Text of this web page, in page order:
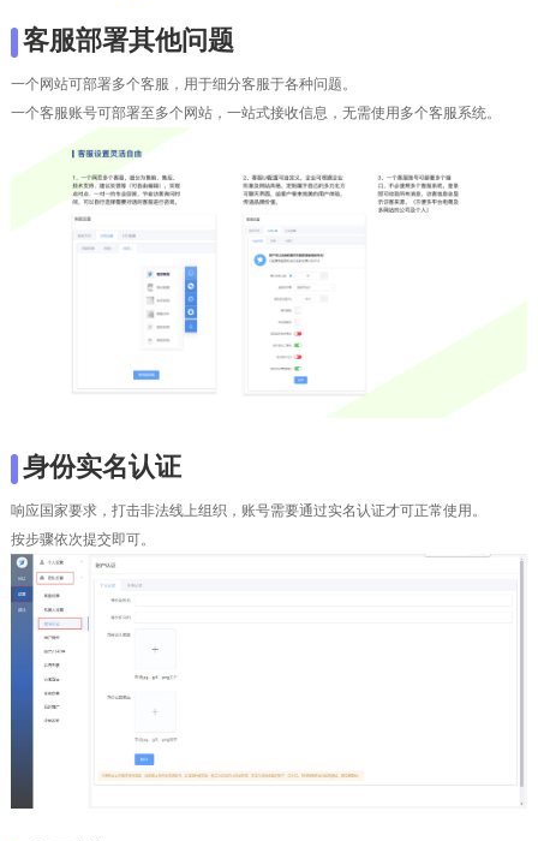
客服部署其他问题
一个网站可部署多个客服，用于细分客服于各种问题。
一个客服账号可部署至多个网站，一站式接收信息，无需使用多个客服系统。
身份实名认证
响应国家要求，打击非法线上组织，账号需要通过实名认证才可正常使用。
按步骤依次提交即可。